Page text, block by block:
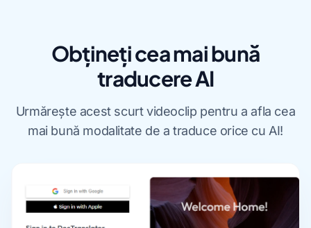
Obțineți cea mai bună
traducere AI
Urmărește acest scurt videoclip pentru a afla cea
mai bună modalitate de a traduce orice cu AI!